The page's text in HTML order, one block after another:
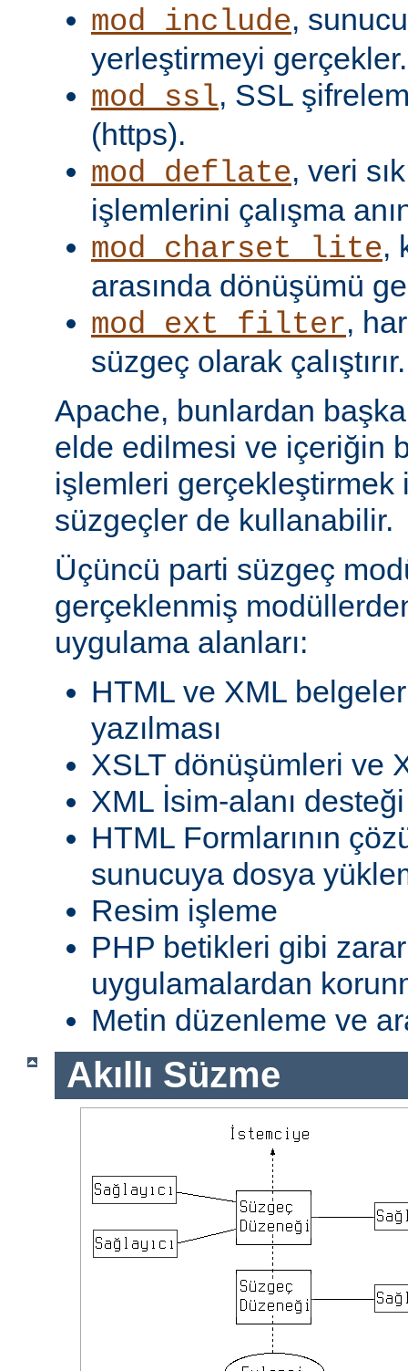
mod_include,
yerleştirmeyi gerçekler.
mod_ssl, SSL
(https).
mod_deflate, veri
işlemlerini çalışma
mod_charset_lite,
arasında dönüşümü
mod_ext_filter,
süzgeç olarak çalıştırır.
Apache, bunlardan
elde edilmesi ve içeriğin
işlemleri gerçekleştirmek
süzgeçler de kullanabilir.
Üçüncü parti süzgeç
gerçeklenmiş
uygulama alanları:
HTML ve XML
yazılması
XSLT dönüşümleri ve
XML İsim-alanı desteği
HTML Formlarının
sunucuya dosya
Resim işleme
PHP betikleri gibi
uygulamalardan
Metin düzenleme ve
Akıllı Süzme